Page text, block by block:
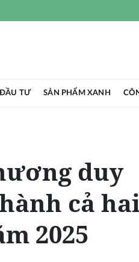
TƯ SẢN PHẨM XANH
duy
cả
2025